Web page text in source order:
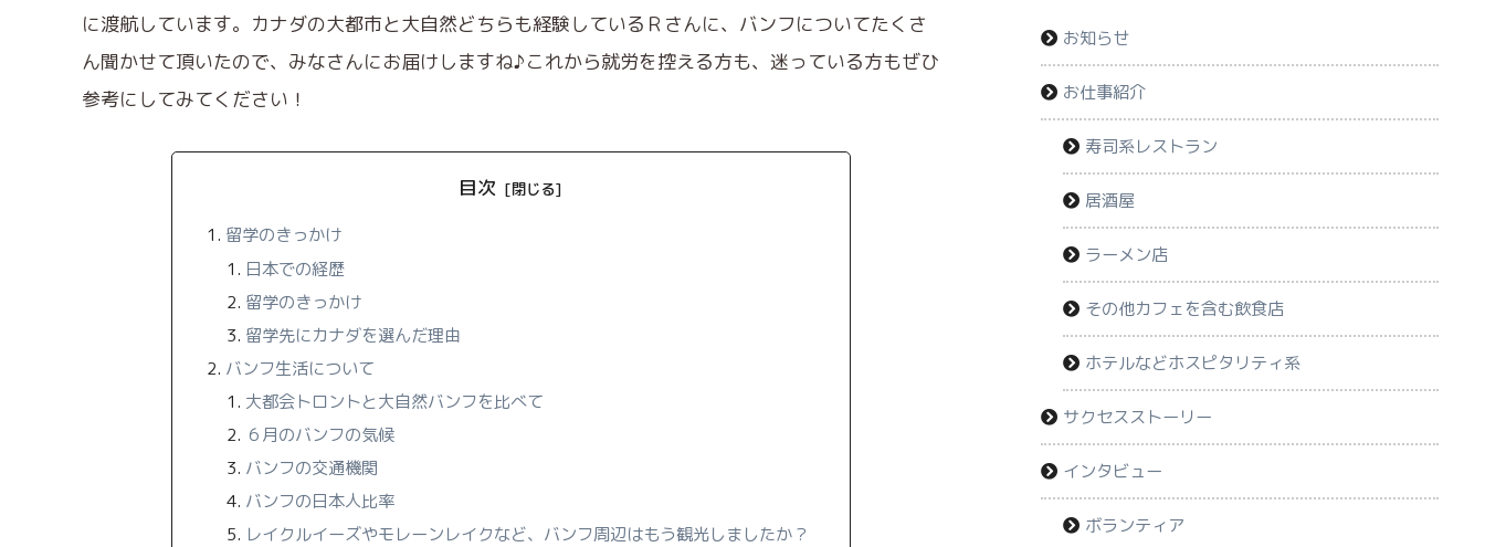
に渡航しています。カナダの大都市と大自然どちらも経験しているＲさんに、バンフについてたくさ
ん聞かせて頂いたので、みなさんにお届けしますね♪これから就労を控える方も、迷っている方もぜひ
参考にしてみてください！
目次
留学のきっかけ
日本での経歴
留学のきっかけ
留学先にカナダを選んだ理由
バンフ生活について
大都会トロントと大自然バンフを比べて
６月のバンフの気候
バンフの交通機関
バンフの日本人比率
レイクルイーズやモレーンレイクなど、バンフ周辺はもう観光しましたか？
お知らせ
お仕事紹介
寿司系レストラン
居酒屋
ラーメン店
その他カフェを含む飲食店
ホテルなどホスピタリティ系
サクセスストーリー
インタビュー
ボランティア